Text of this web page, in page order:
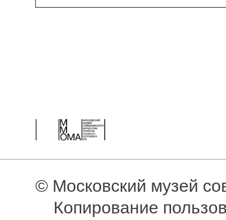
© Московский музей
Копирование